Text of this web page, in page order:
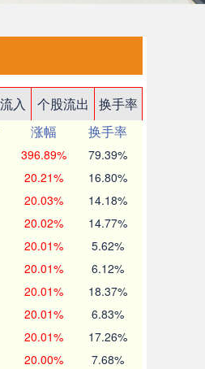
入 个股流出
换手率
涨幅
换手率
396.89% 79.39%
20.21% 16.80%
20.03% 14.18%
20.02% 14.77%
20.01% 5.62%
20.01% 6.12%
20.01% 18.37%
20.01% 6.83%
20.01% 17.26%
20.00% 7.68%